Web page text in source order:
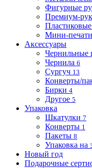
Фигурные
Премиум-
Мини-печати
Аксессуары
Чернильные
Чернила 6
Сургуч 13
Конверты/
Бирки 4
Другое 5
Упаковка
Шкатулки 7
Конверты 1
Пакеты 8
Упаковка на
Новый год
Подарочные